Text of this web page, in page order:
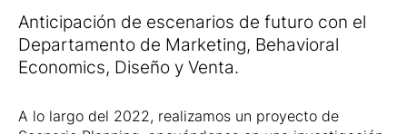
Anticipación de escenarios de futuro con el
Departamento de Marketing, Behavioral
Economics, Diseño y Venta.
A lo largo del 2022, realizamos un proyecto de